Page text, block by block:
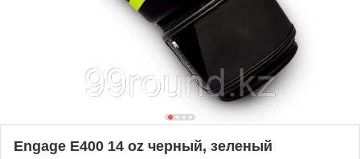
Engage E400 14 oz черный, зеленый